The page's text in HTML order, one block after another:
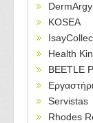
KOSEA
Health
BEETLE
Servistas
Rhodes